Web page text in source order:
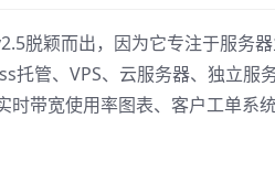
脱颖而出，因为它专注于服务
托管、VPS、云服务器、独立服
时带宽使用率图表、客户工单系